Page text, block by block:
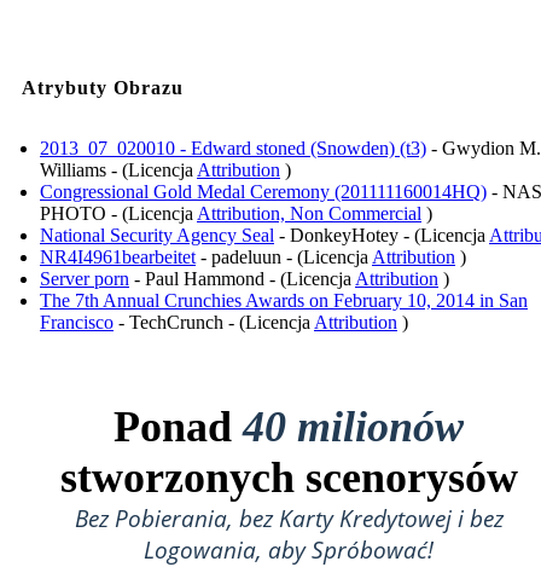
Atrybuty Obrazu
2013_07_020010 - Edward stoned (Snowden) (t3) - Gwydion M.
Williams - (Licencja Attribution )
Congressional Gold Medal Ceremony (201111160014HQ) -
PHOTO - (Licencja Attribution, Non Commercial )
National Security Agency Seal - DonkeyHotey - (Licencja
NR4I4961bearbeitet - padeluun - (Licencja Attribution )
Server porn - Paul Hammond - (Licencja Attribution )
The 7th Annual Crunchies Awards on February 10, 2014 in San
Francisco - TechCrunch - (Licencja Attribution )
Ponad40 milionów
stworzonych scenorysów
Bez Pobierania, bez Karty Kredytowej i bez
Logowania, aby Spróbować!